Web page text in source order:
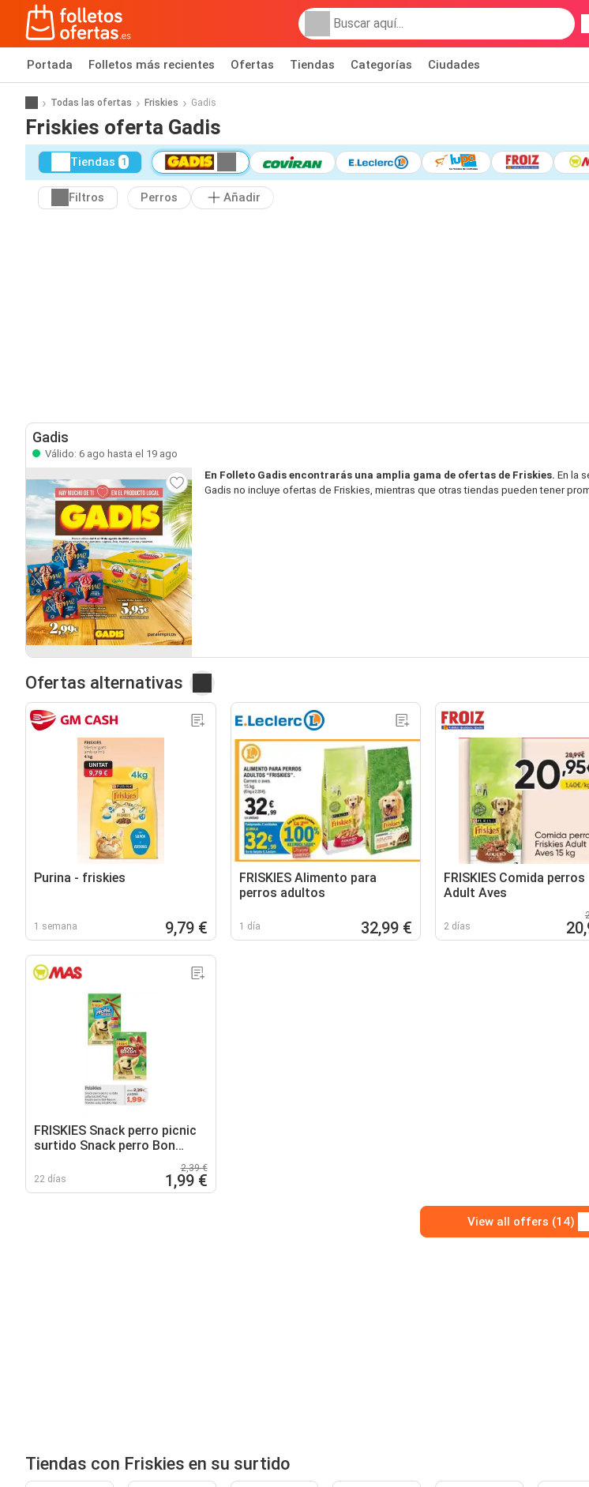
Portada Folletos más recientes Ofertas Tiendas Categorías Ciudades
Todas las ofertas Friskies Gadis
Friskies oferta Gadis
Tiendas 1
Filtros Perros Añadir
Gadis
Válido: 6 ago hasta el 19 ago
En Folleto Gadis encontrarás una amplia gama de ofertas de Friskies. En la
Gadis no incluye ofertas de Friskies, mientras que otras tiendas pueden tener
Ofertas alternativas
Purina - friskies
1 semana 9,79 €
FRISKIES Alimento para
perros adultos
1 día 32,99 €
FRISKIES Comida perros
Adult Aves
2 días
FRISKIES Snack perro picnic
surtido Snack perro Bon
22 días
2,39 €
1,99 €
View all offers (14)
Tiendas con Friskies en su surtido